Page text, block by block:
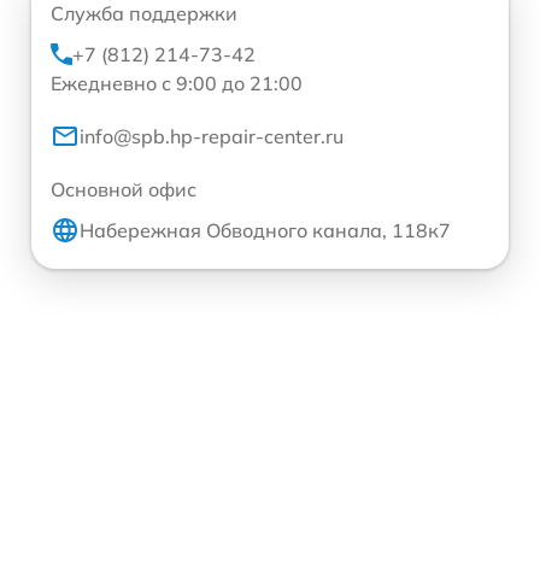
Служба поддержки
+7 (812) 214-73-42
Ежедневно с 9:00 до 21:00
info@spb.hp-repair-center.ru
Основной офис
Набережная Обводного канала, 118к7